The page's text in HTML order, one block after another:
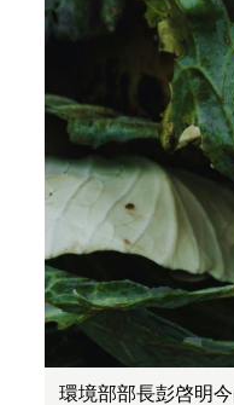
環境部部長彭啓明